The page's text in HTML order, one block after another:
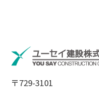
〒729-3101